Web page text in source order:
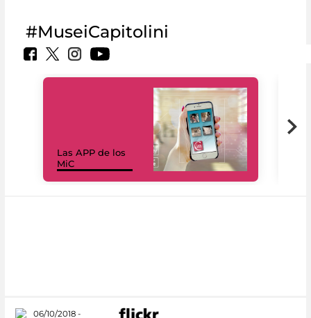
#MuseiCapitolini
Las APP de los
MiC